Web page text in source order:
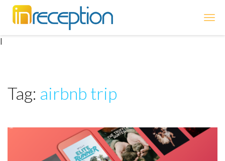
|
Tag: airbnb trip